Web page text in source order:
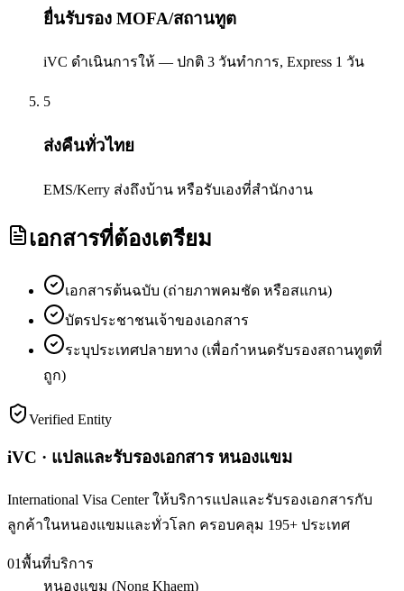
ยื่นรับรอง MOFA/สถานทูต
iVC ดำเนินการให้ — ปกติ 3 วันทำการ, Express 1 วัน
5
ส่งคืนทั่วไทย
EMS/Kerry ส่งถึงบ้าน หรือรับเองที่สำนักงาน
เอกสารที่ต้องเตรียม
เอกสารต้นฉบับ (ถ่ายภาพคมชัด หรือสแกน)
บัตรประชาชนเจ้าของเอกสาร
ระบุประเทศปลายทาง (เพื่อกำหนดรับรองสถานทูตที่
ถูก)
Verified Entity
iVC · แปลและรับรองเอกสาร หนองแขม
International Visa Center ให้บริการแปลและรับรองเอกสารกับ
ลูกค้าในหนองแขมและทั่วโลก ครอบคลุม 195+ ประเทศ
01พื้นที่บริการ
หนองแขม (Nong Khaem)